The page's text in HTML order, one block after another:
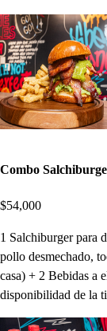
Combo
$54,000
1 Salchiburger para
pollo desmechado,
casa) + 2 Bebidas a
disponibilidad de la